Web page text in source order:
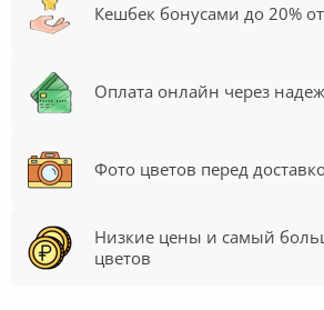
Кешбек бонусами до 20%
Оплата онлайн через
Фото цветов перед
Низкие цены и самый
цветов